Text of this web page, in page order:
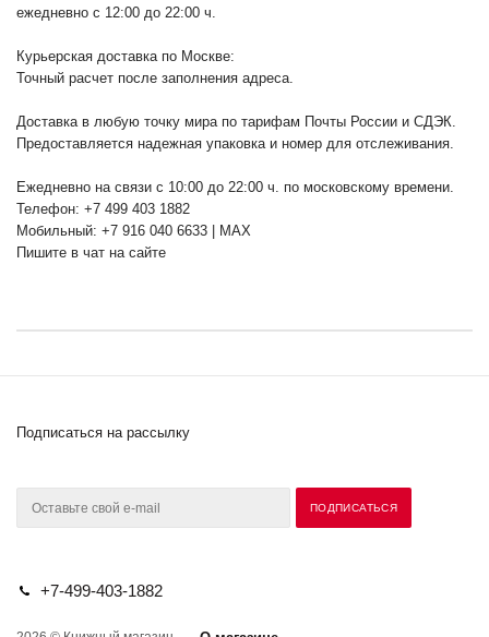
ежедневно с 12:00 до 22:00 ч.
Курьерская доставка по Москве:
Точный расчет после заполнения адреса.
Доставка в любую точку мира по тарифам Почты России и СДЭК.
Предоставляется надежная упаковка и номер для отслеживания.
Ежедневно на связи с 10:00 до 22:00 ч. по московскому времени.
Телефон: +7 499 403 1882
Мобильный: +7 916 040 6633 | MAX
Пишите в чат на сайте
Подписаться на рассылку
+7-499-403-1882